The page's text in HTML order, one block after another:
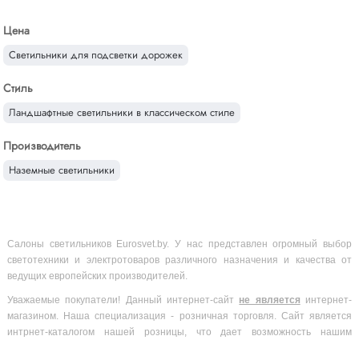
Цена
Светильники для подсветки дорожек
Стиль
Ландшафтные светильники в классическом стиле
Производитель
Наземные светильники
Салоны светильников Eurosvet.by. У нас представлен огромный выбор
светотехники и электротоваров различного назначения и качества от
ведущих европейских производителей.
Уважаемые покупатели! Данный интернет-сайт не является интернет-
магазином. Наша специализация - розничная торговля. Сайт является
интрнет-каталогом нашей розницы, что дает возможность нашим